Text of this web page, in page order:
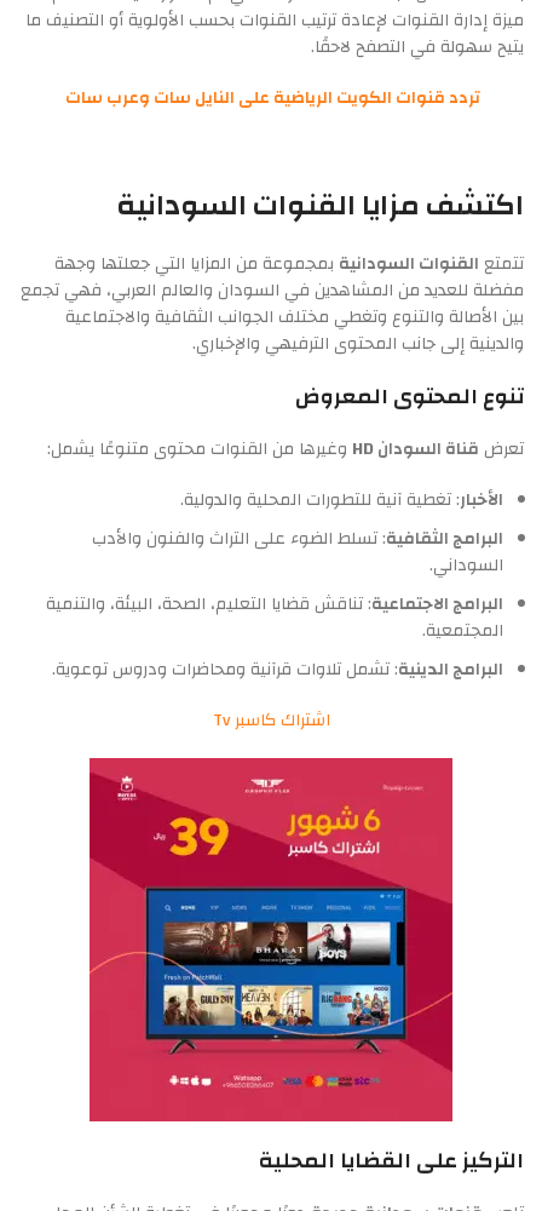
ميزة إدارة القنوات لإعادة ترتيب القنوات بحسب الأولوية أو التصنيف ما
يتيح سهولة في التصفح لاحقًا.
تردد قنوات الكويت الرياضية على النايل سات وعرب سات
اكتشف مزايا القنوات السودانية
تتمتع القنوات السودانية بمجموعة من المزايا التي جعلتها وجهة
مفضلة للعديد من المشاهدين في السودان والعالم العربي، فهي تجمع
بين الأصالة والتنوع وتغطي مختلف الجوانب الثقافية والاجتماعية
والدينية إلى جانب المحتوى الترفيهي والإخباري.
تنوع المحتوى المعروض
تعرض قناة السودان HD
وغيرها من القنوات محتوى متنوعًا يشمل:
الأخبار: تغطية آنية للتطورات المحلية والدولية.
البرامج الثقافية: تسلط الضوء على التراث والفنون والأدب
السوداني.
البرامج الاجتماعية: تناقش قضايا التعليم، الصحة، البيئة، والتنمية
المجتمعية.
البرامج الدينية: تشمل تلاوات قرآنية ومحاضرات ودروس توعوية.
اشتراك كاسبر Tv
التركيز على القضايا المحلية